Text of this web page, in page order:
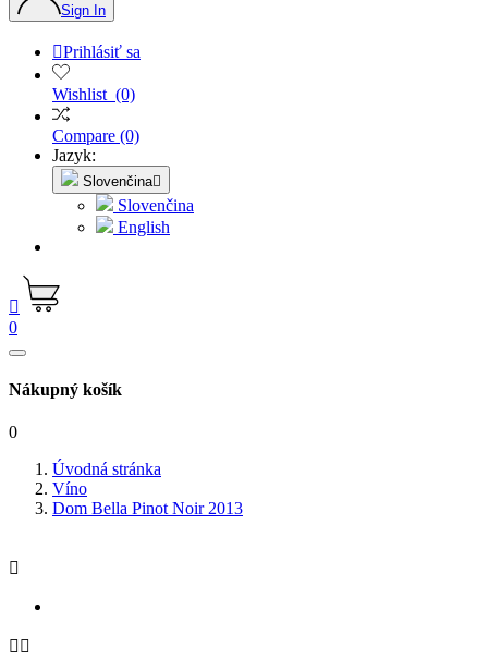
Sign In
Prihlásiť sa
Wishlist (0)
Compare (0)
Jazyk:
Slovenčina
Slovenčina
English

0
Nákupný košík
0
Úvodná stránka
Víno
Dom Bella Pinot Noir 2013

 